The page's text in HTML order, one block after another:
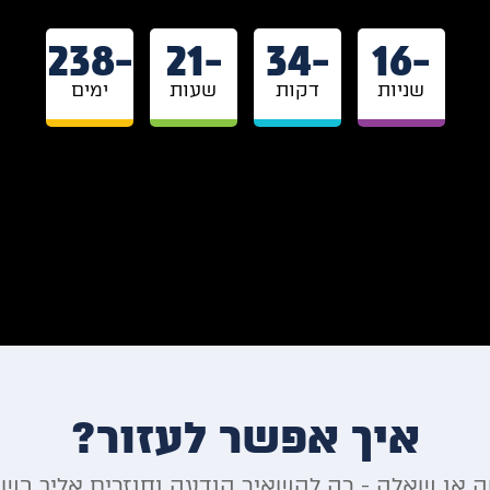
-238
ימים
-21
שעות
-34
דקות
-16
שניות
איך אפשר לעזור?